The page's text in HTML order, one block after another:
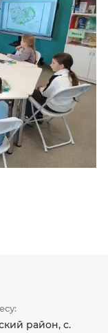
район, с.